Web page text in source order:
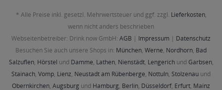
* Alle Preise inkl. gesetzl. Mehrwertsteuer und ggf. zzgl. Lieferkosten,
wenn nicht anders beschrieben
Webseitenbetreiber: Drink now GmbH: AGB | Impressum | Datenschutz
Besuchen Sie auch unsere Shops in: München, Werne, Nordhorn, Bad
Salzuflen, Hörstel und Damme, Lathen, Nienstädt, Lengerichund Garbsen,
Stainach, Vomp, Lienz, Neustadt am Rübenberge, Nottuln, Stolzenau und
Obernkirchen, Augsburg und Hamburg, Berlin, Düsseldorf, Erfurt, Mainz